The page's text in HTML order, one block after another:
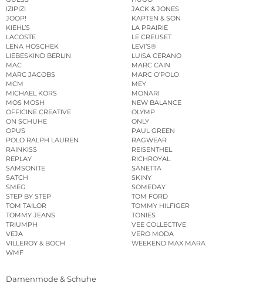
IZIPIZI
JACK & JONES
JOOP!
KAPTEN & SON
KIEHL’S
LA PRAIRIE
LACOSTE
LE CREUSET
LENA HOSCHEK
LEVI’S®
LIEBESKIND BERLIN
LUISA CERANO
MAC
MARC CAIN
MARC JACOBS
MARC O’POLO
MCM
MEY
MICHAEL KORS
MONARI
MOS MOSH
NEW BALANCE
OFFICINE CREATIVE
OLYMP
ON SCHUHE
ONLY
OPUS
PAUL GREEN
POLO RALPH LAUREN
RAGWEAR
RAINKISS
REISENTHEL
REPLAY
RICHROYAL
SAMSONITE
SANETTA
SATCH
SKINY
SMEG
SOMEDAY
STEP BY STEP
TOM FORD
TOM TAILOR
TOMMY HILFIGER
TOMMY JEANS
TONIES
TRIUMPH
VEE COLLECTIVE
VEJA
VERO MODA
VILLEROY & BOCH
WEEKEND MAX MARA
WMF
Damenmode & Schuhe